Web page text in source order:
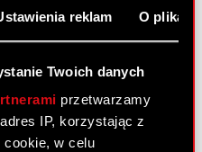
reklam O
Twoich danych
przetwarzamy
IP, korzystając z
cookie, w celu
Nabycie aktywów